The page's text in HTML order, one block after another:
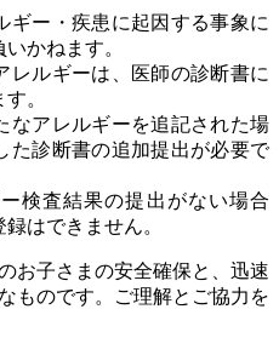
ギー・疾患に起因する事象に
かねます。
レルギーは、医師の診断書に
。
なアレルギーを追記された場
た診断書の追加提出が必要で
検査結果の提出がない場合
はできません。
お子さまの安全確保と、迅速
ものです。ご理解とご協力を